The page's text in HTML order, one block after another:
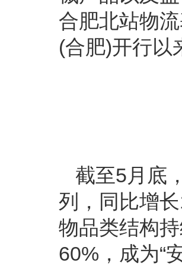
合肥北站物
(合肥)开行以
截至5月底
列，同比增
物品类结构
60%，成为“